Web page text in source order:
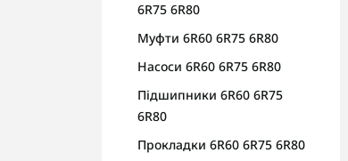
6R75 6R80
Муфти 6R60 6R75 6R80
Насоси 6R60 6R75 6R80
Підшипники 6R60 6R75
6R80
Прокладки 6R60 6R75 6R80